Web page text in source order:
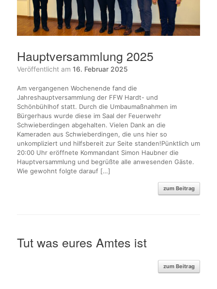
Hauptversammlung 2025
Veröffentlicht am 16. Februar 2025
Am vergangenen Wochenende fand die
Jahreshauptversammlung der FFW Hardt- und
Schönbühlhof statt. Durch die Umbaumaßnahmen im
Bürgerhaus wurde diese im Saal der Feuerwehr
Schwieberdingen abgehalten. Vielen Dank an die
Kameraden aus Schwieberdingen, die uns hier so
unkompliziert und hilfsbereit zur Seite standen!Pünktlich um
20:00 Uhr eröffnete Kommandant Simon Haubner die
Hauptversammlung und begrüßte alle anwesenden Gäste.
Wie gewohnt folgte darauf […]
zum Beitrag
Tut was eures Amtes ist
zum Beitrag